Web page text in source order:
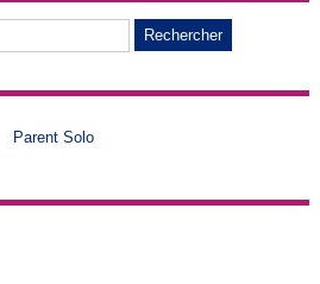
Parent Solo